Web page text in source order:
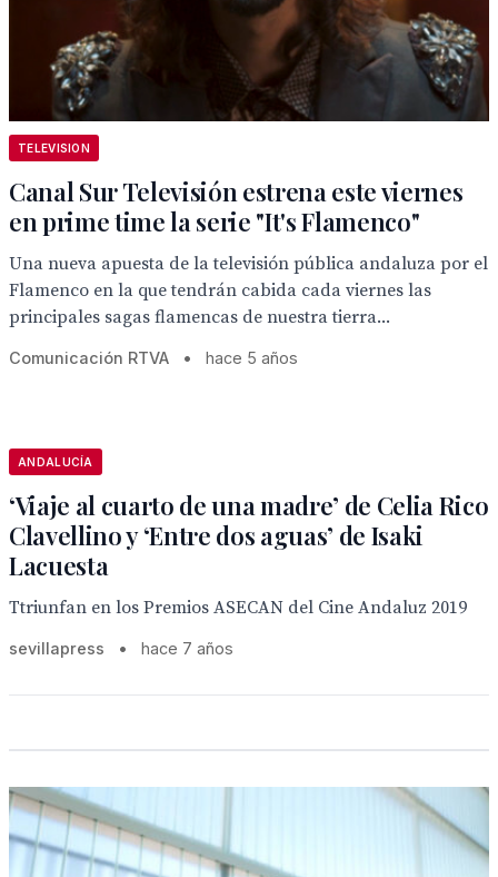
TELEVISION
Canal Sur Televisión estrena este viernes
en prime time la serie "It's Flamenco"
Una nueva apuesta de la televisión pública andaluza por el
Flamenco en la que tendrán cabida cada viernes las
principales sagas flamencas de nuestra tierra...
Comunicación RTVA • hace 5 años
ANDALUCÍA
‘Viaje al cuarto de una madre’ de Celia Rico
Clavellino y ‘Entre dos aguas’ de Isaki
Lacuesta
Ttriunfan en los Premios ASECAN del Cine Andaluz 2019
sevillapress • hace 7 años